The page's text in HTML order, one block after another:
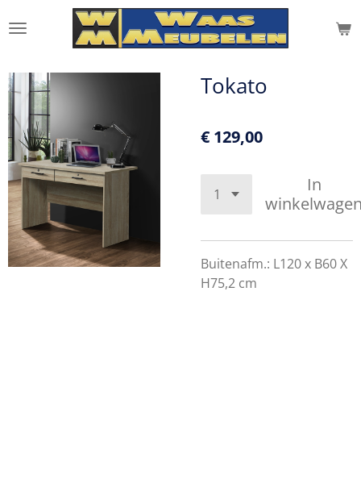
direct
de
hoofdinhoud
Tokato
€ 129,00
In
Buitenafm.: L120 x B60 X
H75,2 cm